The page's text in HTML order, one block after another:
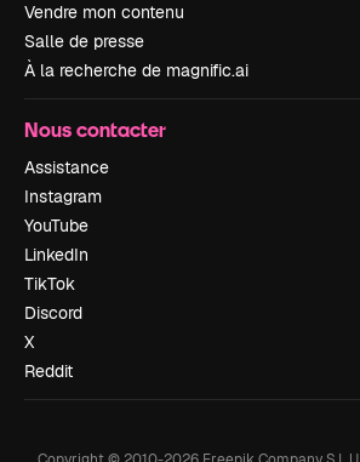
Vendre mon contenu
Salle de presse
À la recherche de magnific.ai
Nous contacter
Assistance
Instagram
YouTube
LinkedIn
TikTok
Discord
X
Reddit